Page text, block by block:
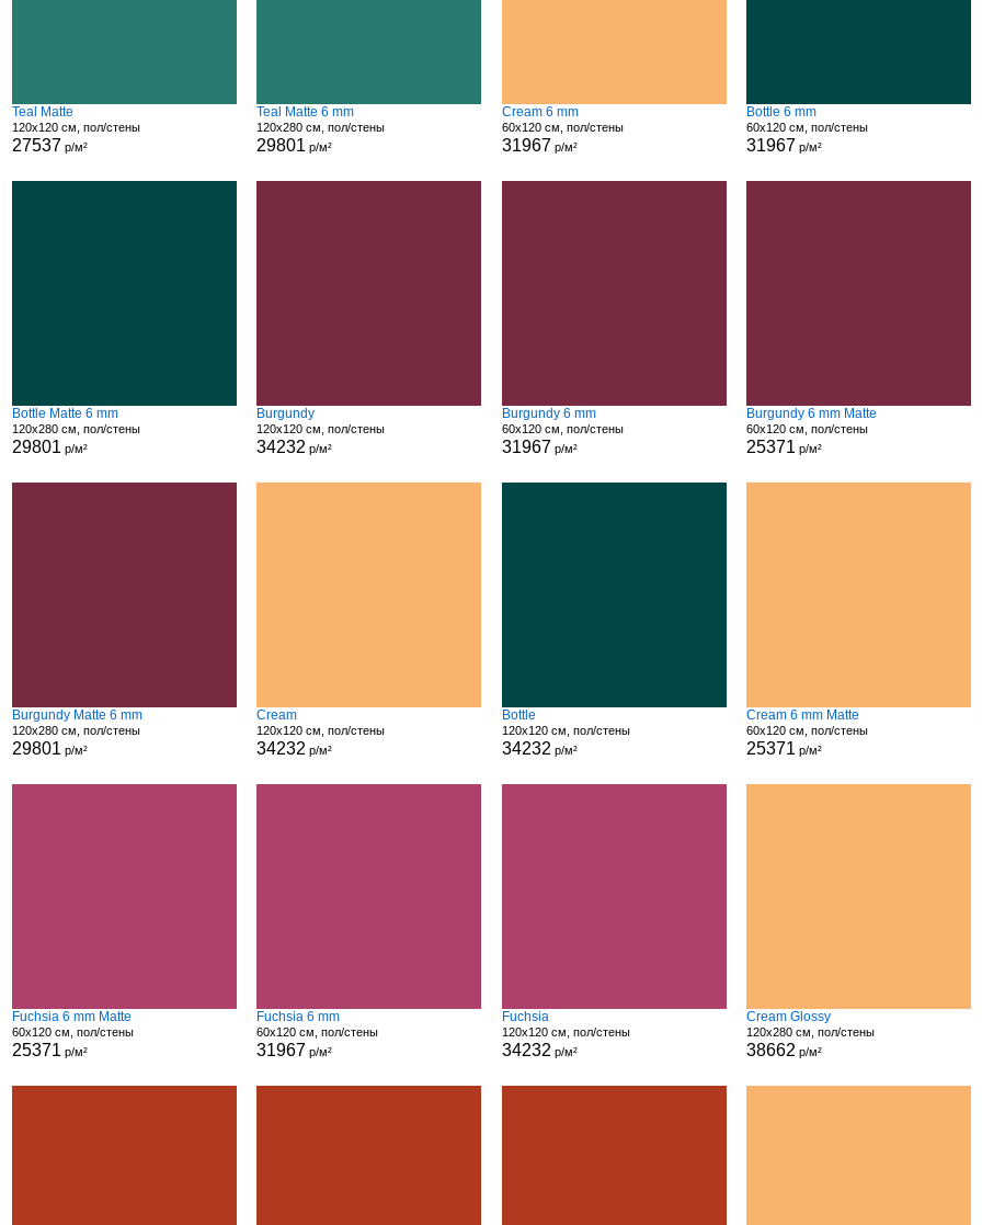
Teal Matte
120x120 см, пол/стены
27537 р/м²
Teal Matte 6 mm
120x280 см, пол/стены
29801 р/м²
Cream 6 mm
60x120 см, пол/стены
31967 р/м²
Bottle 6 mm
60x120 см, пол/стены
31967 р/м²
Bottle Matte 6 mm
120x280 см, пол/стены
29801 р/м²
Burgundy
120x120 см, пол/стены
34232 р/м²
Burgundy 6 mm
60x120 см, пол/стены
31967 р/м²
Burgundy 6 mm Matte
60x120 см, пол/стены
25371 р/м²
Burgundy Matte 6 mm
120x280 см, пол/стены
29801 р/м²
Cream
120x120 см, пол/стены
34232 р/м²
Bottle
120x120 см, пол/стены
34232 р/м²
Cream 6 mm Matte
60x120 см, пол/стены
25371 р/м²
Fuchsia 6 mm Matte
60x120 см, пол/стены
25371 р/м²
Fuchsia 6 mm
60x120 см, пол/стены
31967 р/м²
Fuchsia
120x120 см, пол/стены
34232 р/м²
Cream Glossy
120x280 см, пол/стены
38662 р/м²